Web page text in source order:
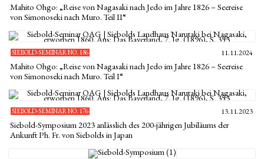
Mahito Ohgo: „Reise von Nagasaki nach Jedo im Jahre 1826 – Seereise
von Simonoseki nach Muro. Teil II“
SIEBOLD-SEMINAR NO. 186 11.11.2024
Mahito Ohgo: „Reise von Nagasaki nach Jedo im Jahre 1826 – Seereise
von Simonoseki nach Muro. Teil I“
SIEBOLD-SEMINAR NO. 176 13.11.2023
Siebold-Symposium 2023 anlässlich des 200-jährigen Jubiläums der
Ankunft Ph. Fr. von Siebolds in Japan